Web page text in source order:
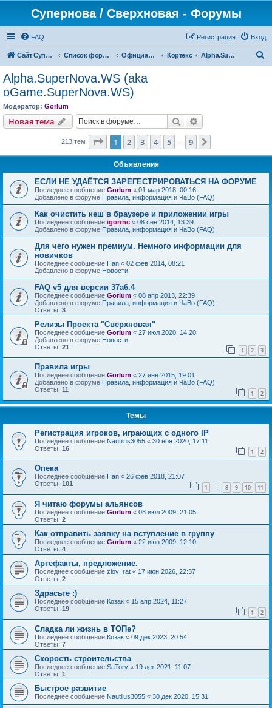
Супернова / Сверхновая - Форумы
FAQ Вход
Регистрация
Сайт СуперНова Список форумов Официальные сервера проекта "Сверхновая" (*.supernova.ws) Кортекс Alpha.SuperNova.WS (aka oGame.SuperNova.WS)
Alpha.SuperNova.WS (aka
oGame.SuperNova.WS)
Модератор: Gorlum
Новая тема Поиск
213 тем Страница из
1 2 3 4 5 9
Объявления
ЕСЛИ НЕ УДАЁТСЯ ЗАРЕГЕСТРИРОВАТЬСЯ НА ФОРУМЕ
Последнее сообщение Gorlum « 01 мар 2018, 00:16
Добавлено в форуме Правила, информация и ЧаВо (FAQ)
Как очистить кеш в браузере и приложении игры
Последнее сообщение igorrnc « 08 сен 2014, 13:39
Добавлено в форуме Правила, информация и ЧаВо (FAQ)
Для чего нужен премиум. Немного информации для
новичков
Последнее сообщение Han « 02 фев 2014, 08:21
Добавлено в форуме Новости
FAQ v5 для версии 37a6.4
Последнее сообщение Gorlum « 08 апр 2013, 22:39
Добавлено в форуме Правила, информация и ЧаВо (FAQ)
Ответы: 3
Релизы Проекта "Сверхновая"
Последнее сообщение Gorlum « 27 июл 2020, 14:20
Добавлено в форуме Новости
Ответы: 21 1 2 3
Правила игры
Последнее сообщение Gorlum « 27 янв 2015, 19:01
Добавлено в форуме Правила, информация и ЧаВо (FAQ)
Ответы: 11 1 2
Темы
Регистрация игроков, играющих с одного IP
Последнее сообщение Nautilus3055 « 30 ноя 2020, 17:11
Ответы: 16 1 2
Опека
Последнее сообщение Han « 26 фев 2018, 21:07
Ответы: 101 1 8 9 10 11
Я читаю форумы альянсов
Последнее сообщение Gorlum « 08 июл 2009, 21:05
Ответы: 2
Как отправить заявку на вступление в группу
Последнее сообщение Gorlum « 22 июн 2009, 12:10
Ответы: 4
Артефакты, предложение.
Последнее сообщение zloy_rat « 17 июн 2026, 22:37
Ответы: 2
Здрасьте :)
Последнее сообщение Козак « 15 апр 2024, 11:27
Ответы: 19 1 2
Сладка ли жизнь в ТОПе?
Последнее сообщение Козак « 09 дек 2023, 20:54
Ответы: 7
Скорость строительства
Последнее сообщение SaTory « 19 дек 2021, 11:07
Ответы: 1
Быстрое развитие
Последнее сообщение Nautilus3055 « 30 дек 2020, 15:31